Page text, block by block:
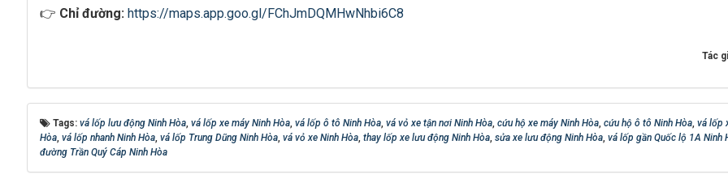
👉 Chỉ đường: https://maps.app.goo.gl/FChJmDQMHwNhbi6C8
Tác
Tags: vá lốp lưu động Ninh Hòa, vá lốp xe máy Ninh Hòa, vá lốp ô tô Ninh Hòa, vá vỏ xe tận nơi Ninh Hòa, cứu hộ xe máy Ninh Hòa, cứu hộ ô tô Ninh Hòa, vá lốp
Hòa, vá lốp nhanh Ninh Hòa, vá lốp Trung Dũng Ninh Hòa, vá vỏ xe Ninh Hòa, thay lốp xe lưu động Ninh Hòa, sửa xe lưu động Ninh Hòa, vá lốp gần Quốc lộ 1A Ninh
đường Trần Quý Cáp Ninh Hòa